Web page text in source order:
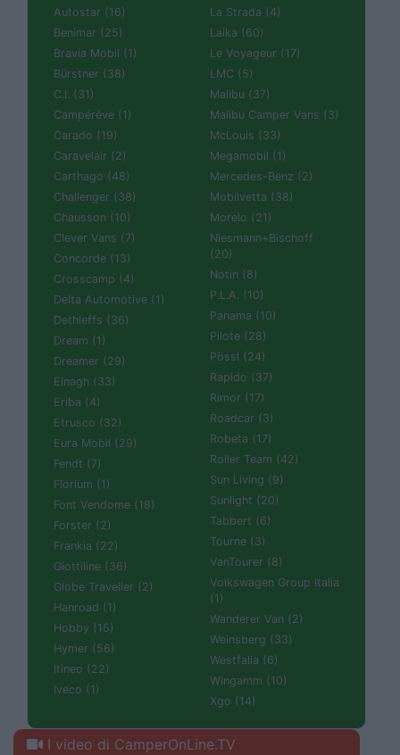
Autostar (16)
Benimar (25)
Bravia Mobil (1)
Bürstner (38)
C.I. (31)
Campérêve (1)
Carado (19)
Caravelair (2)
Carthago (48)
Challenger (38)
Chausson (10)
Clever Vans (7)
Concorde (13)
Crosscamp (4)
Delta Automotive (1)
Dethleffs (36)
Dream (1)
Dreamer (29)
Elnagh (33)
Eriba (4)
Etrusco (32)
Eura Mobil (29)
Fendt (7)
Florium (1)
Font Vendome (18)
Forster (2)
Frankia (22)
Giottiline (36)
Globe Traveller (2)
Hanroad (1)
Hobby (15)
Hymer (56)
Itineo (22)
Iveco (1)
La Strada (4)
Laika (60)
Le Voyageur (17)
LMC (5)
Malibu (37)
Malibu Camper Vans (3)
McLouis (33)
Megamobil (1)
Mercedes-Benz (2)
Mobilvetta (38)
Morelo (21)
Niesmann+Bischoff
(20)
Notin (8)
P.L.A. (10)
Panama (10)
Pilote (28)
Pössl (24)
Rapido (37)
Rimor (17)
Roadcar (3)
Robeta (17)
Roller Team (42)
Sun Living (9)
Sunlight (20)
Tabbert (6)
Tourne (3)
VanTourer (8)
Volkswagen Group Italia
(1)
Wanderer Van (2)
Weinsberg (33)
Westfalia (6)
Wingamm (10)
Xgo (14)
I video di CamperOnLine.TV